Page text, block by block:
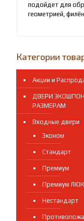
подойдет для
геометрией,
Категории
Акции и
ДВЕРИ
РАЗМЕРАМ
Входные двери
Эконом
Стандарт
Премиум
Премиум
Нестандарт